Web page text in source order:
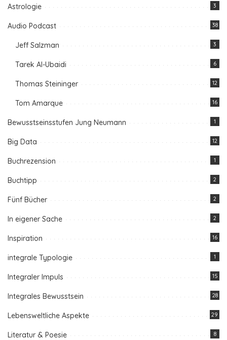
Astrologie 3
Audio Podcast 38
Jeff Salzman 3
Tarek Al-Ubaidi 6
Thomas Steininger 12
Tom Amarque 16
Bewusstseinsstufen Jung Neumann 1
Big Data 12
Buchrezension 1
Buchtipp 2
Fünf Bücher 2
In eigener Sache 2
Inspiration 16
integrale Typologie 1
Integraler Impuls 15
Integrales Bewusstsein 28
Lebensweltliche Aspekte 29
Literatur & Poesie 8